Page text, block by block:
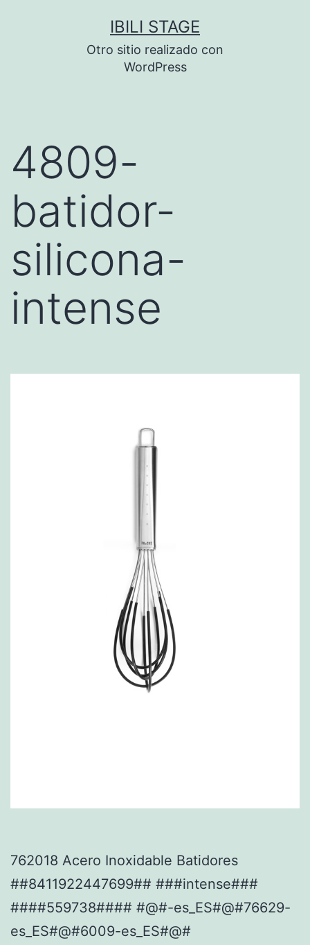
IBILI STAGE
Otro sitio realizado con
WordPress
4809-
batidor-
silicona-
intense
762018 Acero Inoxidable Batidores
##8411922447699## ###intense###
####559738#### #@#-es_ES#@#76629-
es_ES#@#6009-es_ES#@#